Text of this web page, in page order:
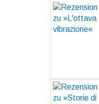
Rezension zu
»L'ottava
vibrazione«
Rezension zu
»Storie di